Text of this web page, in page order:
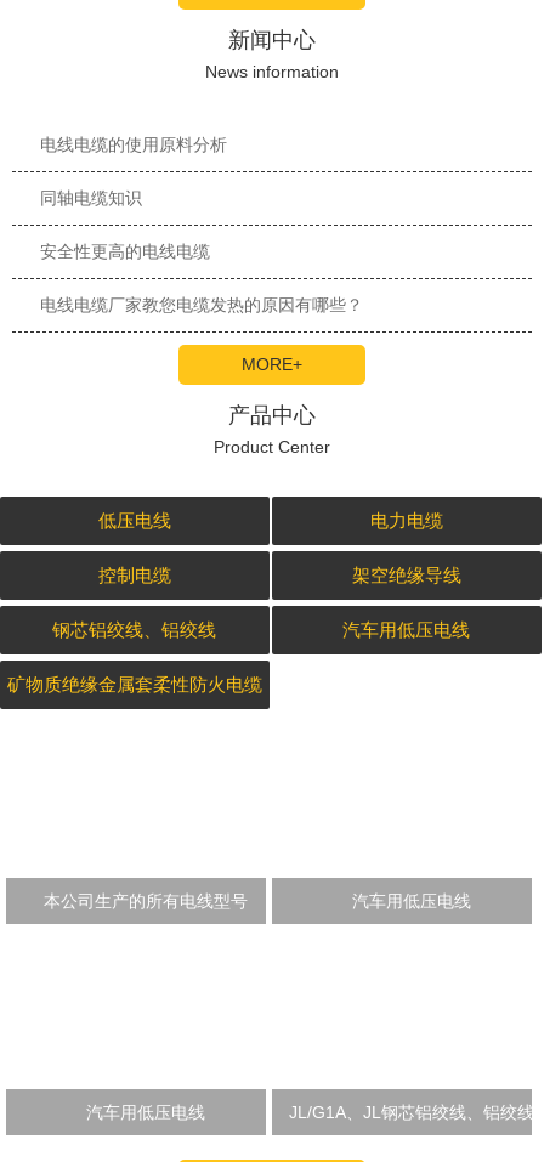
新闻中心
News information
电线电缆的使用原料分析
同轴电缆知识
安全性更高的电线电缆
电线电缆厂家教您电缆发热的原因有哪些？
MORE+
产品中心
Product Center
低压电线 电力电缆
控制电缆 架空绝缘导线
钢芯铝绞线、铝绞线 汽车用低压电线
矿物质绝缘金属套柔性防火电缆
本公司生产的所有电线型号 汽车用低压电线
汽车用低压电线 JL/G1A、JL钢芯铝绞线、铝绞线